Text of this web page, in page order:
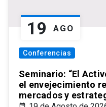
19 AGO
Conferencias
Seminario: “El
el envejecimiento
mercados y